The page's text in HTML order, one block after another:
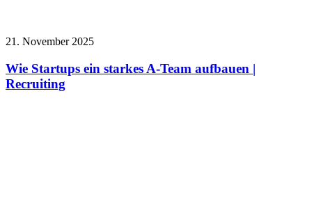
21. November 2025
Wie Startups ein starkes A-Team aufbauen |
Recruiting